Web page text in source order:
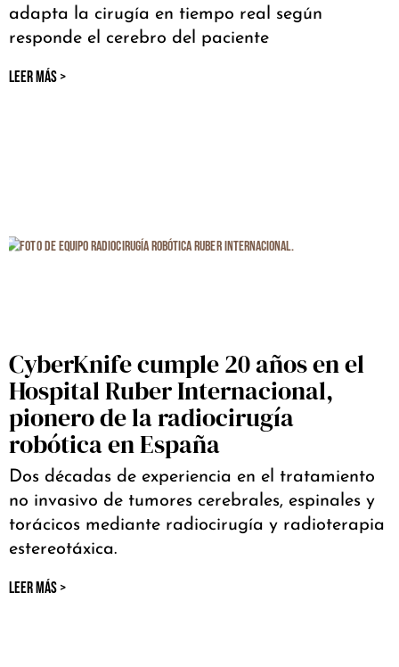
adapta la cirugía en tiempo real según
responde el cerebro del paciente
LEER MÁS >
CyberKnife cumple 20 años en el
Hospital Ruber Internacional,
pionero de la radiocirugía
robótica en España
Dos décadas de experiencia en el tratamiento
no invasivo de tumores cerebrales, espinales y
torácicos mediante radiocirugía y radioterapia
estereotáxica.
LEER MÁS >